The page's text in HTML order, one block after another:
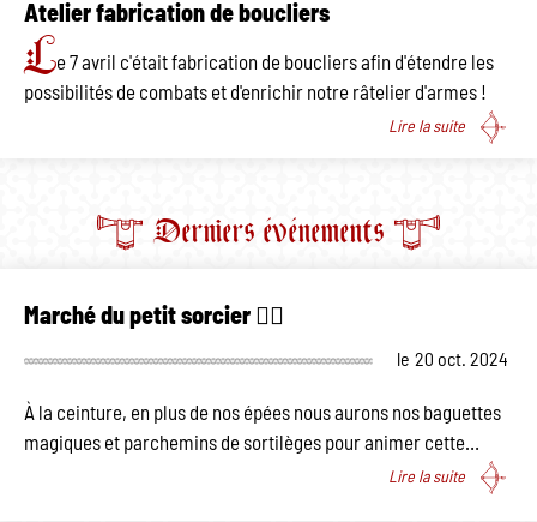
Atelier fabrication de boucliers
Le 7 avril c'était fabrication de boucliers afin d'étendre les
possibilités de combats et d'enrichir notre râtelier d'armes !
Lire la suite
Derniers événements
Marché du petit sorcier 🧙‍♂️
le 20 oct. 2024
À la ceinture, en plus de nos épées nous aurons nos baguettes
magiques et parchemins de sortilèges pour animer cette…
Lire la suite